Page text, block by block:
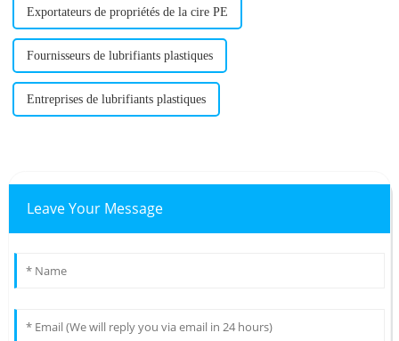
Exportateurs de propriétés de la cire PE
Fournisseurs de lubrifiants plastiques
Entreprises de lubrifiants plastiques
Leave Your Message